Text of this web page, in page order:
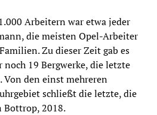
Arbeitern war etwa jeder
die meisten Opel-Arbeiter
Zu dieser Zeit gab es
19 Bergwerke, die letzte
Von den einst mehreren
schließt die letzte, die
Bottrop, 2018.